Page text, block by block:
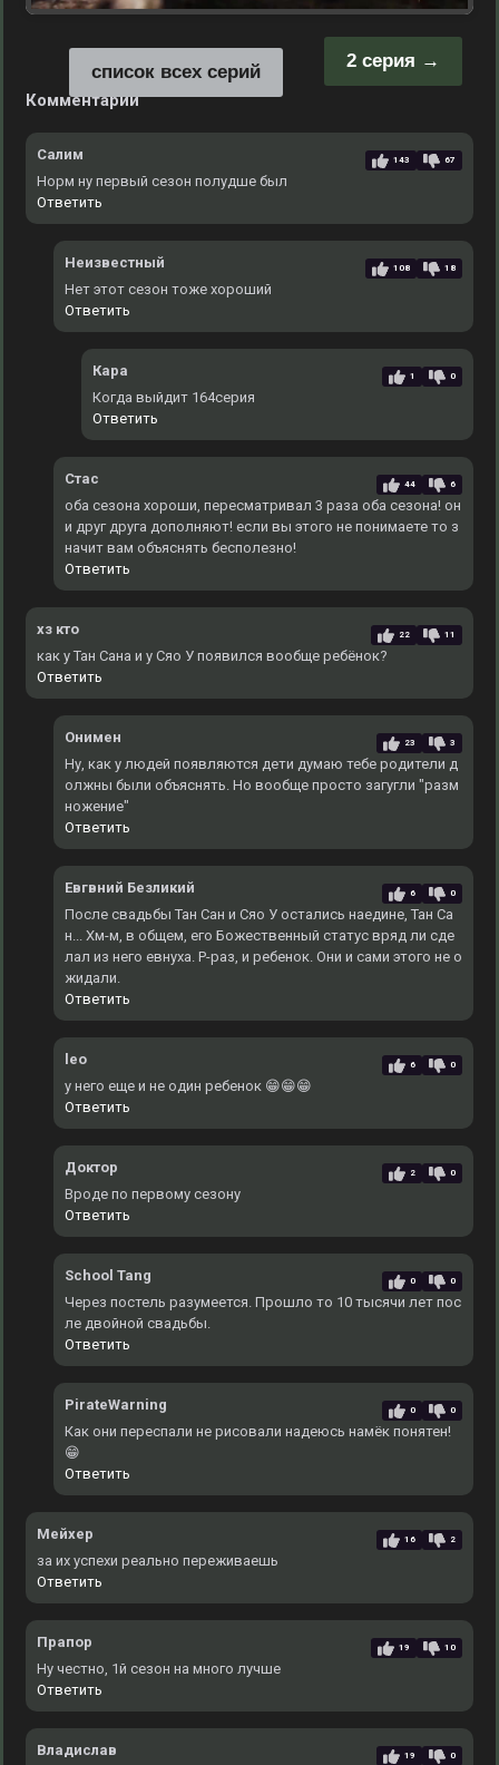
2 серия
список всех серий
Комментарии
Салим 143 67
Норм ну первый сезон полудше был
Ответить
Неизвестный 108 18
Нет этот сезон тоже хороший
Ответить
Кара 1 0
Когда выйдит 164серия
Ответить
Стас 44 6
оба сезона хороши, пересматривал 3 раза оба сезона! он
и друг друга дополняют! если вы этого не понимаете то з
начит вам объяснять бесполезно!
Ответить
хз кто 22 11
как у Тан Сана и у Сяо У появился вообще ребёнок?
Ответить
Онимен 23 3
Ну, как у людей появляются дети думаю тебе родители д
олжны были объяснять. Но вообще просто загугли "разм
ножение"
Ответить
Евгвний Безликий 6 0
После свадьбы Тан Сан и Сяо У остались наедине, Тан Са
н... Хм-м, в общем, его Божественный статус вряд ли сде
лал из него евнуха. Р-раз, и ребенок. Они и сами этого не о
жидали.
Ответить
leo 6 0
у него еще и не один ребенок 😁😁😁
Ответить
Доктор 2 0
Вроде по первому сезону
Ответить
School Tang 0 0
Через постель разумеется. Прошло то 10 тысячи лет пос
ле двойной свадьбы.
Ответить
PirateWarning 0 0
Как они переспали не рисовали надеюсь намёк понятен!
😁
Ответить
Мейхер 16 2
за их успехи реально переживаешь
Ответить
Прапор 19 10
Ну честно, 1й сезон на много лучше
Ответить
Владислав 19 0